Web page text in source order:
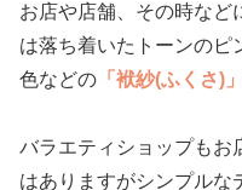
お店や店舗、その時など
は落ち着いたトーンのピ
色などの 「袱紗(ふくさ)」
バラエティショップもお
はありますがシンプルな